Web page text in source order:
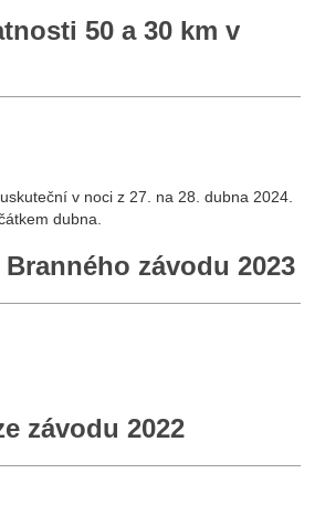
50 a 30 km v
v noci z 27. na 28. dubna 2024.
dubna.
závodu 2023
závodu 2022